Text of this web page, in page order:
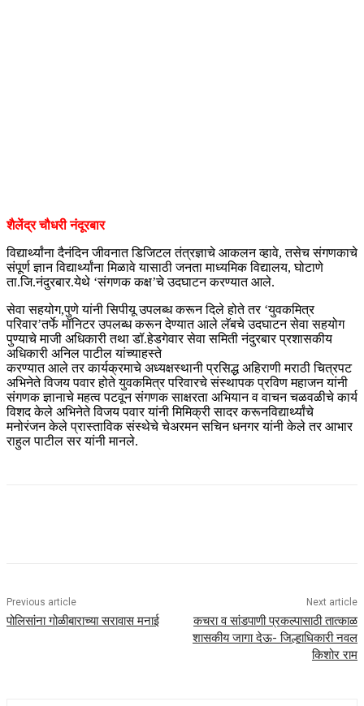
शैलेंद्र चौधरी नंदूरबार
विद्यार्थ्यांना दैनंदिन जीवनात डिजिटल तंत्रज्ञाचे आकलन व्हावे, तसेच संगणकाचे
संपूर्ण ज्ञान विद्यार्थ्यांना मिळावे यासाठी जनता माध्यमिक विद्यालय, घोटाणे
ता.जि.नंदुरबार.येथे ‘संगणक कक्ष’चे उदघाटन करण्यात आले.
सेवा सहयोग,पुणे यांनी सिपीयू उपलब्ध करून दिले होते तर ‘युवकमित्र
परिवार’तर्फे मॉनिटर उपलब्ध करून देण्यात आले लॅबचे उदघाटन सेवा सहयोग
पुण्याचे माजी अधिकारी तथा डॉ.हेडगेवार सेवा समिती नंदुरबार प्रशासकीय
अधिकारी अनिल पाटील यांच्याहस्ते
करण्यात आले तर कार्यक्रमाचे अध्यक्षस्थानी प्रसिद्ध अहिराणी मराठी चित्रपट
अभिनेते विजय पवार होते युवकमित्र परिवारचे संस्थापक प्रविण महाजन यांनी
संगणक ज्ञानाचे महत्व पटवून संगणक साक्षरता अभियान व वाचन चळवळीचे कार्य
विशद केले अभिनेते विजय पवार यांनी मिमिक्री सादर करूनविद्यार्थ्यांचे
मनोरंजन केले प्रास्ताविक संस्थेचे चेअरमन सचिन धनगर यांनी केले तर आभार
राहुल पाटील सर यांनी मानले.
Previous article
पोलिसांना गोळीबाराच्या सरावास मनाई
Next article
कचरा व सांडपाणी प्रकल्पासाठी तात्काळ
शासकीय जागा देऊ- जिल्हाधिकारी नवल
किशोर राम